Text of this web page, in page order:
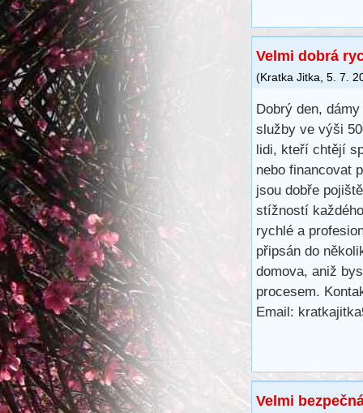
Velmi dobrá
(Kratka Jitka 5. 7.
Dobrý den,
služby ve výši
lidi, kteří chtějí
nebo financovat
jsou dobře
stížností
rychlé a
připsán do
domova, aniž
procesem.
Email:
Velmi